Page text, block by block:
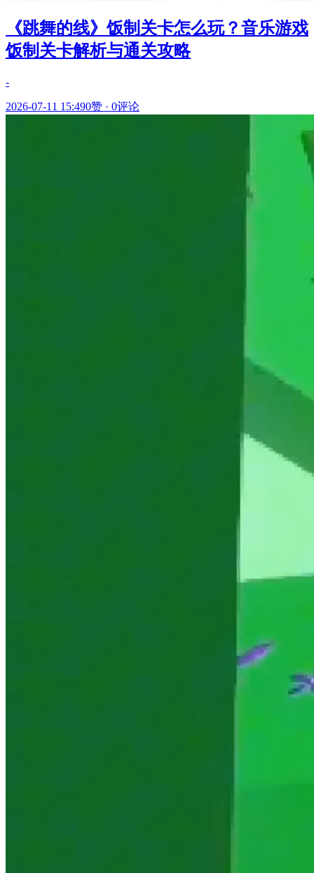
《跳舞的线》饭制关卡怎么玩？音乐游戏
饭制关卡解析与通关攻略
-
2026-07-11 15:490赞 · 0评论